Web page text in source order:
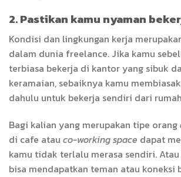
2. Pastikan kamu nyaman
Kondisi dan lingkungan kerja
dalam dunia freelance. Jika kamu
terbiasa bekerja di kantor yang sibuk
keramaian, sebaiknya kamu
dahulu untuk bekerja sendiri dari
Bagi kalian yang merupakan tipe orang
di cafe atau co-working space dapat
kamu tidak terlalu merasa sendiri. Atau
bisa mendapatkan teman atau koneksi